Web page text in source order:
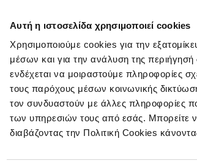
Αυτή η ιστοσελίδα χρησιμοποιεί cookies
Χρησιμοποιούμε cookies για την
μέσων και για την ανάλυση της
ενδέχεται να μοιραστούμε πληροφορίες
τους παρόχους μέσων κοινωνικής
τον συνδυαστούν με άλλες πληροφορίες
των υπηρεσιών τους από εσάς. Μπορείτε
διαβάζοντας την Πολιτική Cookies
Εθνικές Ομάδες Διοργανώσεις